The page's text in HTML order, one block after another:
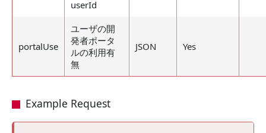
userId
portalUse
ユーザの開
発者ポータ
ルの利用有
無
JSON Yes
Example Request